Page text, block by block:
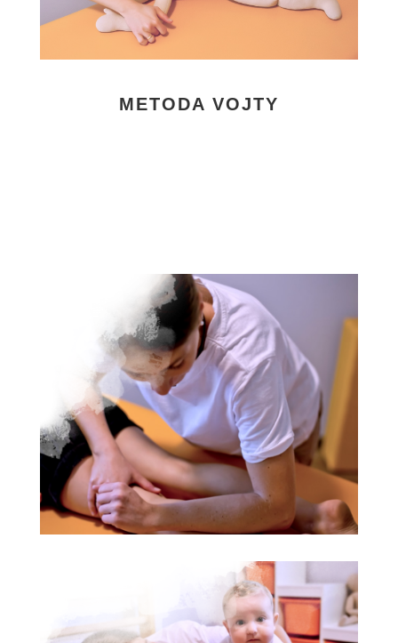
METODA VOJTY